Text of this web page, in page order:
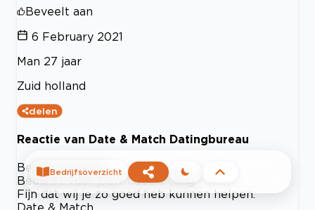
Beveelt aan
6 February 2021
Man 27 jaar
Zuid holland
delen
Reactie van Date & Match Datingbureau
Beste Anoniem,
Bedankt voor jouw beoordeling.
Fijn dat wij je zo goed heb kunnen helpen.
Date & Match
Bedrijfsoverzicht